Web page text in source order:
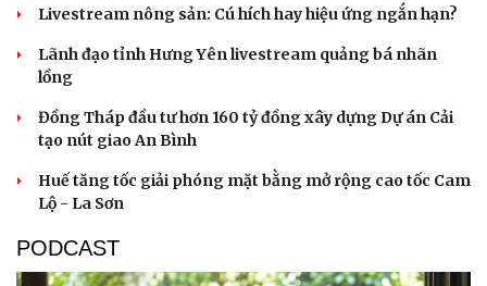
Livestream nông sản: Cú hích hay hiệu ứng ngắn hạn?
Lãnh đạo tỉnh Hưng Yên livestream quảng bá nhãn
lồng
Đồng Tháp đầu tư hơn 160 tỷ đồng xây dựng Dự án Cải
tạo nút giao An Bình
Huế tăng tốc giải phóng mặt bằng mở rộng cao tốc Cam
Lộ - La Sơn
PODCAST